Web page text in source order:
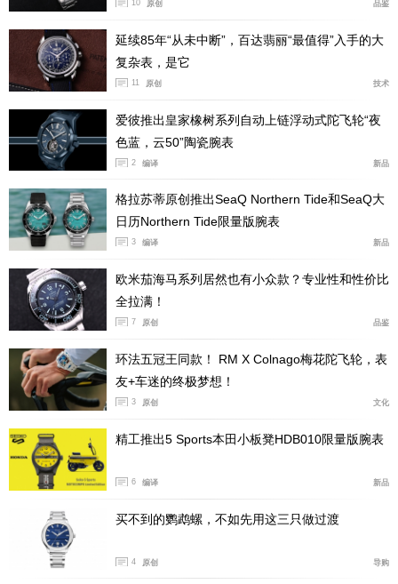
志性大日历视窗和弧形12小时计时视窗。白金指针和镶贴
时标涂覆Super-LumiNova荧光物料，确保弱光条件下的
可读性。
这款腕表搭载Calibre 37-02一体式飞返计时自动机
芯，该机芯含65颗宝石，振频28,800次/小时（4赫兹），
装配导柱轮、防磁硅游丝和饰有双G标志的镂空摆陀，能
够提供长达70小时动力储存。
10 原创 品鉴
延续85年“从未中断”，百达翡丽“最值得”入手的大
复杂表，是它
11 原创 技术
爱彼推出皇家橡树系列自动上链浮动式陀飞轮“夜
色蓝，云50”陶瓷腕表
2 编译 新品
格拉苏蒂原创推出SeaQ Northern Tide和SeaQ大
日历Northern Tide限量版腕表
3 编译 新品
欧米茄海马系列居然也有小众款？专业性和性价比
全拉满！
7 原创 品鉴
环法五冠王同款！ RM X Colnago梅花陀飞轮，表
友+车迷的终极梦想！
3 原创 文化
精工推出5 Sports本田小板凳HDB010限量版腕表
6 编译 新品
买不到的鹦鹉螺，不如先用这三只做过渡
4 原创 导购